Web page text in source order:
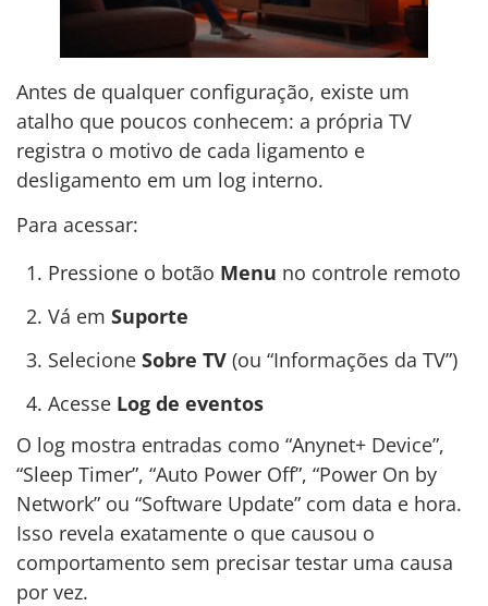
Antes de qualquer configuração, existe um
atalho que poucos conhecem: a própria TV
registra o motivo de cada ligamento e
desligamento em um log interno.
Para acessar:
Pressione o botão Menu no controle remoto
Vá em Suporte
Selecione Sobre TV(ou “Informações da TV”)
Acesse Log de eventos
O log mostra entradas como “Anynet+ Device”,
“Sleep Timer”, “Auto Power Off”, “Power On by
Network” ou “Software Update” com data e hora.
Isso revela exatamente o que causou o
comportamento sem precisar testar uma causa
por vez.